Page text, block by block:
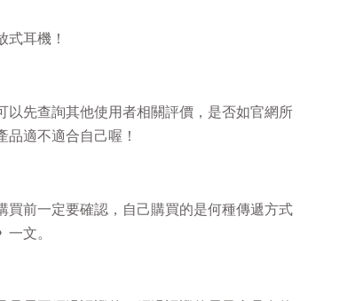
耳機！
先查詢其他使用者相關評價，是否如官網所
適不適合自己喔！
前一定要確認，自己購買的是何種傳遞方式
一文。